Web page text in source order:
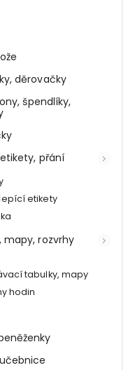
děrovačky
špendlíky,
přání
etikety
mapy, rozvrhy
tabulky, mapy
hodin